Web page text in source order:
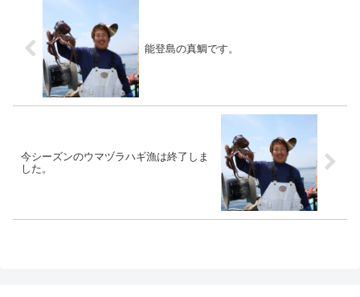
能登島の真鯛です。
今シーズンのウマヅラハギ漁は終了しま
した。